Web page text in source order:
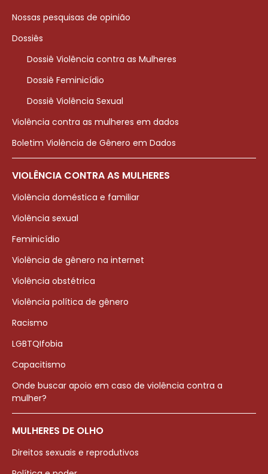
Nossas pesquisas de opinião
Dossiês
Dossiê Violência contra as Mulheres
Dossiê Feminicídio
Dossiê Violência Sexual
Violência contra as mulheres em dados
Boletim Violência de Gênero em Dados
VIOLÊNCIA CONTRA AS MULHERES
Violência doméstica e familiar
Violência sexual
Feminicídio
Violência de gênero na internet
Violência obstétrica
Violência política de gênero
Racismo
LGBTQIfobia
Capacitismo
Onde buscar apoio em caso de violência contra a
mulher?
MULHERES DE OLHO
Direitos sexuais e reprodutivos